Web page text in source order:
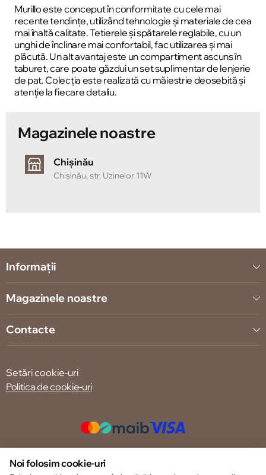
Murillo este conceput în conformitate cu cele mai
recente tendințe, utilizând tehnologie și materiale de cea
mai înaltă calitate. Tetierele și spătarele reglabile, cu un
unghi de înclinare mai confortabil, fac utilizarea și mai
plăcută. Un alt avantaj este un compartiment ascuns în
taburet, care poate găzdui un set suplimentar de lenjerie
de pat. Colecția este realizată cu măiestrie deosebită și
atenție la fiecare detaliu.
Magazinele noastre
Chișinău
Chișinău, str. Uzinelor 11W
Informații
Magazinele noastre
Contacte
Setări cookie-uri
Politica de cookie-uri
© 2013 – 2026 ECOM
Noi folosim cookie-uri